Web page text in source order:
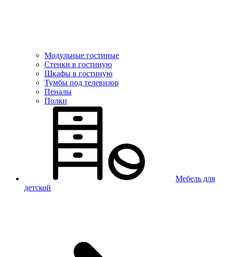
Модульные гостиные
Стенки в гостиную
Шкафы в гостиную
Тумбы под телевизор
Пеналы
Полки
Мебель для
детской